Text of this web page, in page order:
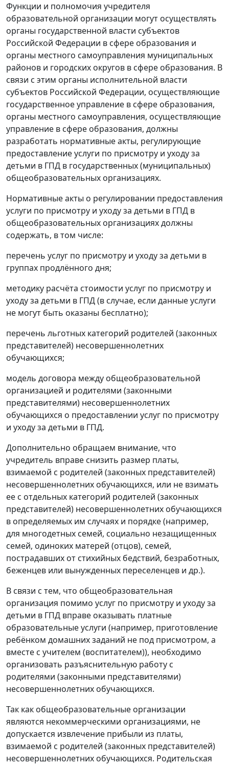
Функции и полномочия учредителя
образовательной организации могут осуществлять
органы государственной власти субъектов
Российской Федерации в сфере образования и
органы местного самоуправления муниципальных
районов и городских округов в сфере образования. В
связи с этим органы исполнительной власти
субъектов Российской Федерации, осуществляющие
государственное управление в сфере образования,
органы местного самоуправления, осуществляющие
управление в сфере образования, должны
разработать нормативные акты, регулирующие
предоставление услуги по присмотру и уходу за
детьми в ГПД в государственных (муниципальных)
общеобразовательных организациях.
Нормативные акты о регулировании предоставления
услуги по присмотру и уходу за детьми в ГПД в
общеобразовательных организациях должны
содержать, в том числе:
перечень услуг по присмотру и уходу за детьми в
группах продлённого дня;
методику расчёта стоимости услуг по присмотру и
уходу за детьми в ГПД (в случае, если данные услуги
не могут быть оказаны бесплатно);
перечень льготных категорий родителей (законных
представителей) несовершеннолетних
обучающихся;
модель договора между общеобразовательной
организацией и родителями (законными
представителями) несовершеннолетних
обучающихся о предоставлении услуг по присмотру
и уходу за детьми в ГПД.
Дополнительно обращаем внимание, что
учредитель вправе снизить размер платы,
взимаемой с родителей (законных представителей)
несовершеннолетних обучающихся, или не взимать
ее с отдельных категорий родителей (законных
представителей) несовершеннолетних обучающихся
в определяемых им случаях и порядке (например,
для многодетных семей, социально незащищенных
семей, одиноких матерей (отцов), семей,
пострадавших от стихийных бедствий, безработных,
беженцев или вынужденных переселенцев и др.).
В связи с тем, что общеобразовательная
организация помимо услуг по присмотру и уходу за
детьми в ГПД вправе оказывать платные
образовательные услуги (например, приготовление
ребёнком домашних заданий не под присмотром, а
вместе с учителем (воспитателем)), необходимо
организовать разъяснительную работу с
родителями (законными представителями)
несовершеннолетних обучающихся.
Так как общеобразовательные организации
являются некоммерческими организациями, не
допускается извлечение прибыли из платы,
взимаемой с родителей (законных представителей)
несовершеннолетних обучающихся. Родительская